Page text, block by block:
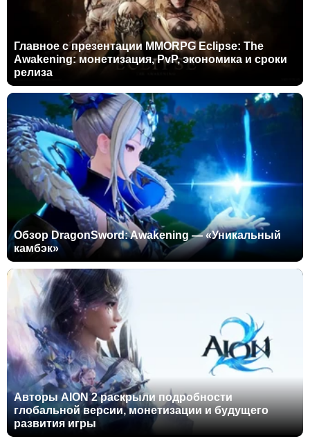
Главное с презентации MMORPG Eclipse: The
Awakening: монетизация, PvP, экономика и сроки
релиза
Обзор DragonSword: Awakening — «Уникальный
камбэк»
Авторы AION 2 раскрыли подробности
глобальной версии, монетизации и будущего
развития игры